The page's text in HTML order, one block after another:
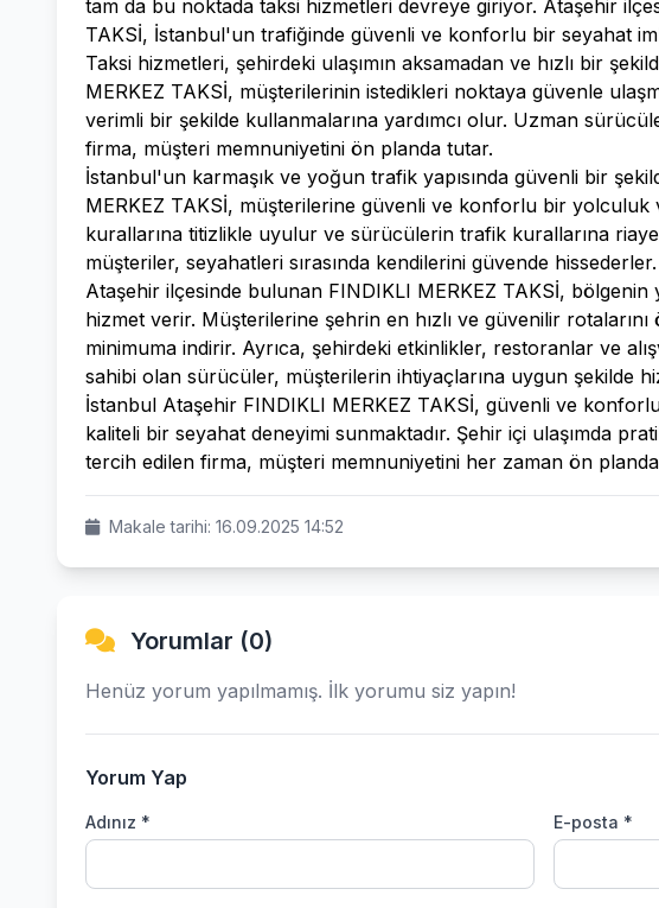
tam da bu noktada taksi hizmetleri devreye giriyor. Ataşehir
TAKSİ, İstanbul'un trafiğinde güvenli ve konforlu bir seyahat
Taksi hizmetleri, şehirdeki ulaşımın aksamadan ve hızlı bir
MERKEZ TAKSİ, müşterilerinin istedikleri noktaya güvenle
verimli bir şekilde kullanmalarına yardımcı olur. Uzman
firma, müşteri memnuniyetini ön planda tutar.
İstanbul'un karmaşık ve yoğun trafik yapısında güvenli bir
MERKEZ TAKSİ, müşterilerine güvenli ve konforlu bir yolculuk
kurallarına titizlikle uyulur ve sürücülerin trafik kurallarına
müşteriler, seyahatleri sırasında kendilerini güvende hissederler.
Ataşehir ilçesinde bulunan FINDIKLI MERKEZ TAKSİ,
hizmet verir. Müşterilerine şehrin en hızlı ve güvenilir
minimuma indirir. Ayrıca, şehirdeki etkinlikler, restoranlar ve
sahibi olan sürücüler, müşterilerin ihtiyaçlarına uygun şekilde
İstanbul Ataşehir FINDIKLI MERKEZ TAKSİ, güvenli ve
kaliteli bir seyahat deneyimi sunmaktadır. Şehir içi ulaşımda
tercih edilen firma, müşteri memnuniyetini her zaman ön
Makale tarihi: 16.09.2025 14:52
Yorumlar (0)
Henüz yorum yapılmamış. İlk yorumu siz yapın!
Yorum Yap
Adınız * E-posta *